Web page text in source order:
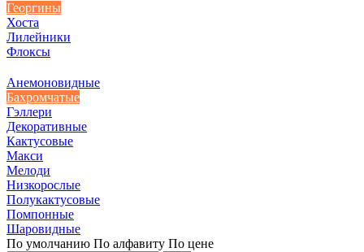
Георгины
Хоста
Лилейники
Флоксы
Анемоновидные
Бахромчатые
Гэллери
Декоративные
Кактусовые
Макси
Мелоди
Низкорослые
Полукактусовые
Помпонные
Шаровидные
По умолчанию По алфавиту По цене